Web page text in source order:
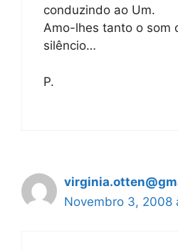
conduzindo ao Um.
Amo-lhes tanto o som
silêncio…
P.
Novembro 3, 2008